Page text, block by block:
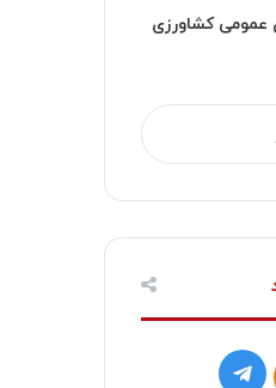
عمومی کشاورزی